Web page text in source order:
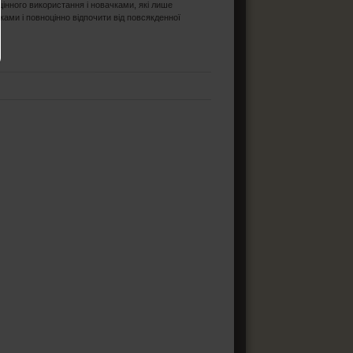
використання і новачками, які лише
і повноцінно відпочити від повсякденної